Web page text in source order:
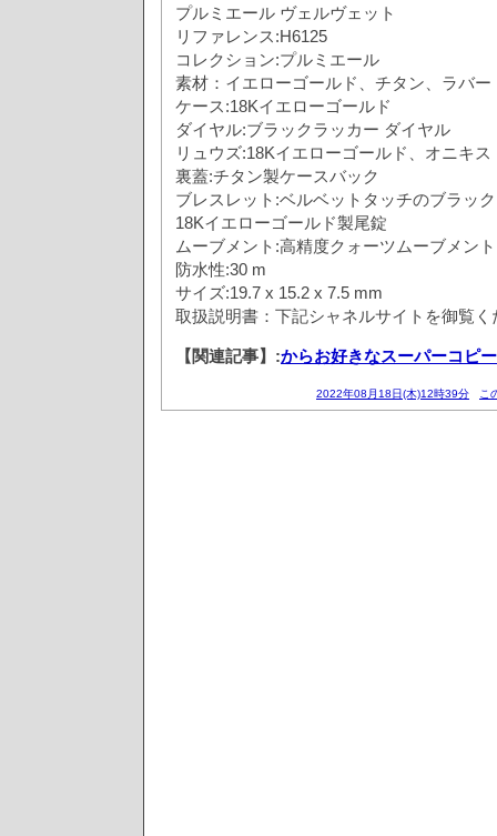
プルミエール ヴェルヴェット
リファレンス:H6125
コレクション:プルミエール
素材：イエローゴールド、チタン、ラバー
ケース:18Kイエローゴールド
ダイヤル:ブラックラッカー ダイヤル
リュウズ:18Kイエローゴールド、オニキ
裏蓋:チタン製ケースバック
ブレスレット:ベルベットタッチのブラッ
18Kイエローゴールド製尾錠
ムーブメント:高精度クォーツムーブメント
防水性:30 m
サイズ:19.7 x 15.2 x 7.5 mm
取扱説明書：下記シャネルサイトを御覧く
【関連記事】:からお好きなスーパーコピ
2022年08月18日(木)12時39分 こ